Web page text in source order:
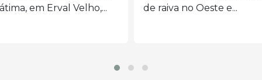
no Oeste e...
começa em 2027 nas